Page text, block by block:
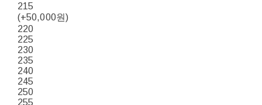
215
(+50,000원)
220
225
230
235
240
245
250
255